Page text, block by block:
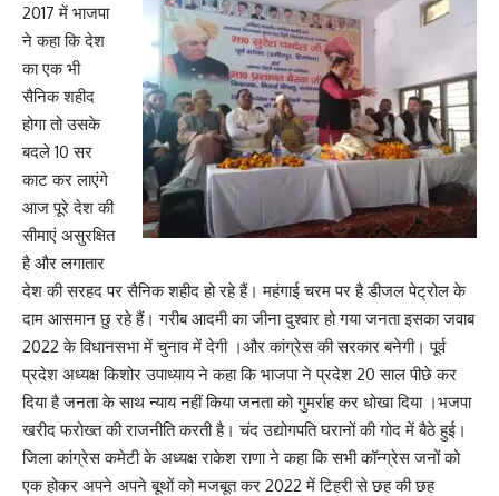
2017 में भाजपा
ने कहा कि देश
का एक भी
सैनिक शहीद
होगा तो उसके
बदले 10 सर
काट कर लाएंगे
आज पूरे देश की
सीमाएं असुरक्षित
है और लगातार
देश की सरहद पर सैनिक शहीद हो रहे हैं। महंगाई चरम पर है डीजल पेट्रोल के
दाम आसमान छु रहे हैं। गरीब आदमी का जीना दुश्वार हो गया जनता इसका जवाब
2022 के विधानसभा में चुनाव में देगी ।और कांग्रेस की सरकार बनेगी। पूर्व
प्रदेश अध्यक्ष किशोर उपाध्याय ने कहा कि भाजपा ने प्रदेश 20 साल पीछे कर
दिया है जनता के साथ न्याय नहीं किया जनता को गुमर्राह कर धोखा दिया ।भजपा
खरीद फरोख्त की राजनीति करती है। चंद उद्योगपति घरानों की गोद में बैठे हुई।
जिला कांग्रेस कमेटी के अध्यक्ष राकेश राणा ने कहा कि सभी कॉन्ग्रेस जनों को
एक होकर अपने अपने बूथों को मजबूत कर 2022 में टिहरी से छह की छह